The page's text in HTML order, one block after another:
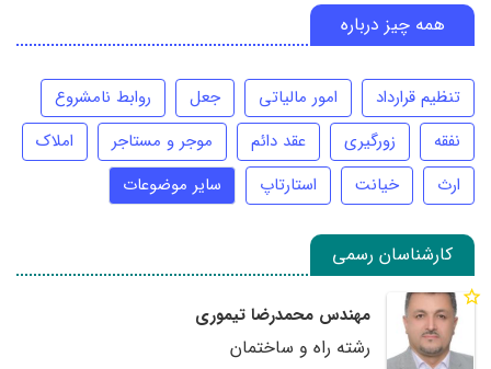
همه چیز درباره
تنظیم قرارداد امور مالیاتی جعل
روابط نامشروع
نفقه
زورگیری عقد دائم موجر و مستاجر
املاک
ارث
خیانت استارتاپ سایر موضوعات
کارشناسان رسمی
مهندس محمدرضا تیموری
رشته راه و ساختمان